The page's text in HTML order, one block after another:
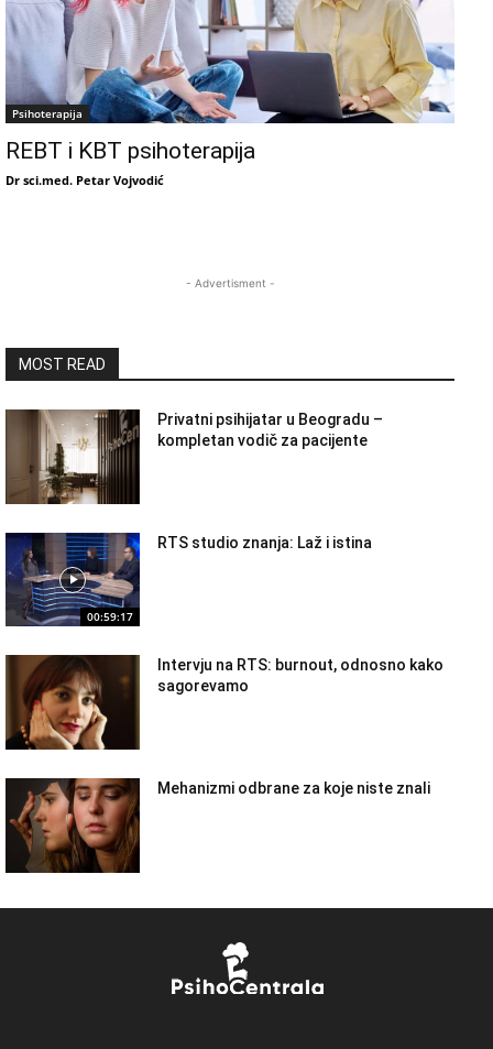
Psihoterapija
REBT i KBT psihoterapija
Dr sci.med. Petar Vojvodić
- Advertisment -
MOST READ
Privatni psihijatar u Beogradu –
kompletan vodič za pacijente
00:59:17
RTS studio znanja: Laž i istina
Intervju na RTS: burnout, odnosno kako
sagorevamo
Mehanizmi odbrane za koje niste znali